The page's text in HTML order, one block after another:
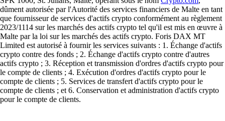
dûment autorisée par l'Autorité des services financiers de Malte en tant
que fournisseur de services d'actifs crypto conformément au règlement
2023/1114 sur les marchés des actifs crypto tel qu'il est mis en œuvre à
Malte par la loi sur les marchés des actifs crypto. Foris DAX MT
Limited est autorisé à fournir les services suivants : 1. Échange d'actifs
crypto contre des fonds ; 2. Échange d'actifs crypto contre d'autres
actifs crypto ; 3. Réception et transmission d'ordres d'actifs crypto pour
le compte de clients ; 4. Exécution d'ordres d'actifs crypto pour le
compte de clients ; 5. Services de transfert d'actifs crypto pour le
compte de clients ; et 6. Conservation et administration d'actifs crypto
pour le compte de clients.